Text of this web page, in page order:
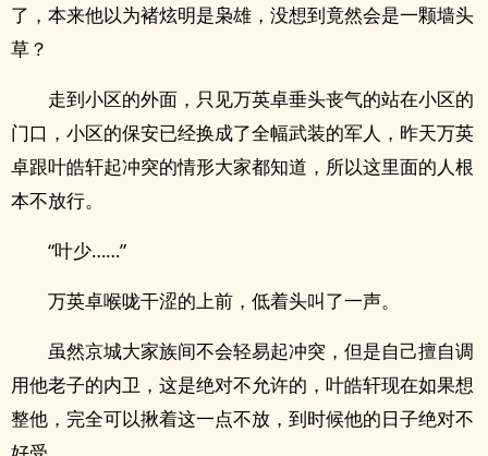
了，本来他以为褚炫明是枭雄，没想到竟然会是一颗墙头
草？
走到小区的外面，只见万英卓垂头丧气的站在小区的
门口，小区的保安已经换成了全幅武装的军人，昨天万英
卓跟叶皓轩起冲突的情形大家都知道，所以这里面的人根
本不放行。
“叶少……”
万英卓喉咙干涩的上前，低着头叫了一声。
虽然京城大家族间不会轻易起冲突，但是自己擅自调
用他老子的内卫，这是绝对不允许的，叶皓轩现在如果想
整他，完全可以揪着这一点不放，到时候他的日子绝对不